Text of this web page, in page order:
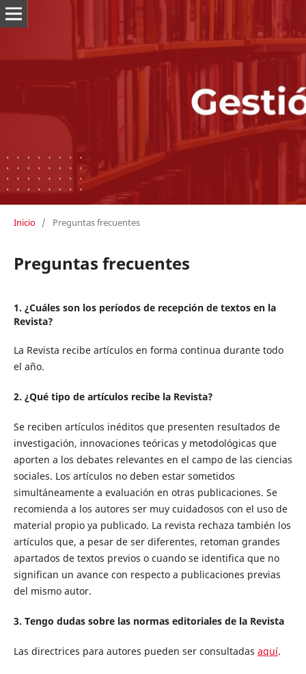
Inicio / Preguntas frecuentes
Preguntas frecuentes
1. ¿Cuáles son los períodos de recepción de textos en la
Revista?
La Revista recibe artículos en forma continua durante todo
el año.
2. ¿Qué tipo de artículos recibe la Revista?
Se reciben artículos inéditos que presenten resultados de
investigación, innovaciones teóricas y metodológicas que
aporten a los debates relevantes en el campo de las ciencias
sociales. Los artículos no deben estar sometidos
simultáneamente a evaluación en otras publicaciones. Se
recomienda a los autores ser muy cuidadosos con el uso de
material propio ya publicado. La revista rechaza también los
artículos que, a pesar de ser diferentes, retoman grandes
apartados de textos previos o cuando se identifica que no
significan un avance con respecto a publicaciones previas
del mismo autor.
3. Tengo dudas sobre las normas editoriales de la Revista
Las directrices para autores pueden ser consultadas aquí.